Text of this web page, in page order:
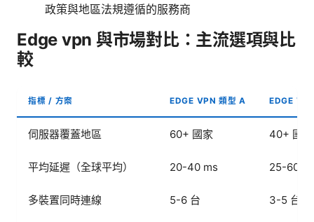
政策與地區法規遵循的服務商
Edge vpn 與市場對比：主流選項與比
較
指標 / 方案 EDGE VPN 類型 A EDGE
伺服器覆蓋地區 60+ 國家 40+ 國家
平均延遲（全球平均） 20-40 ms 25-60
多裝置同時連線 5-6 台 3-5 台